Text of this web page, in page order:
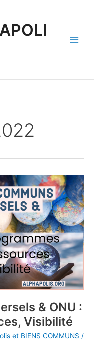
& ONU :
Visibilité
et BIENS COMMUNS /